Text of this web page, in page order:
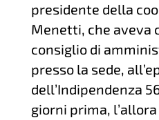
presidente della
Menetti, che aveva
consiglio di
presso la sede,
dell’Indipendenza
giorni prima,